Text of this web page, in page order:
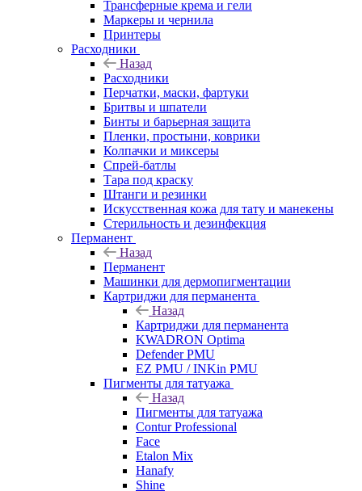
Трансферные крема и гели
Маркеры и чернила
Принтеры
Расходники
Назад
Расходники
Перчатки, маски, фартуки
Бритвы и шпатели
Бинты и барьерная защита
Пленки, простыни, коврики
Колпачки и миксеры
Спрей-батлы
Тара под краску
Штанги и резинки
Искусственная кожа для тату и манекены
Стерильность и дезинфекция
Перманент
Назад
Перманент
Машинки для дермопигментации
Картриджи для перманента
Назад
Картриджи для перманента
KWADRON Optima
Defender PMU
EZ PMU / INKin PMU
Пигменты для татуажа
Назад
Пигменты для татуажа
Contur Professional
Face
Etalon Mix
Hanafy
Shine